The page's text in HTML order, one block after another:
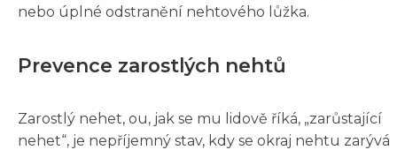
nebo úplné odstranění nehtového lůžka.
Prevence zarostlých nehtů
Zarostlý nehet, ou, jak se mu lidově říká, „zarůstající
nehet“, je nepříjemný stav, kdy se okraj nehtu zarývá